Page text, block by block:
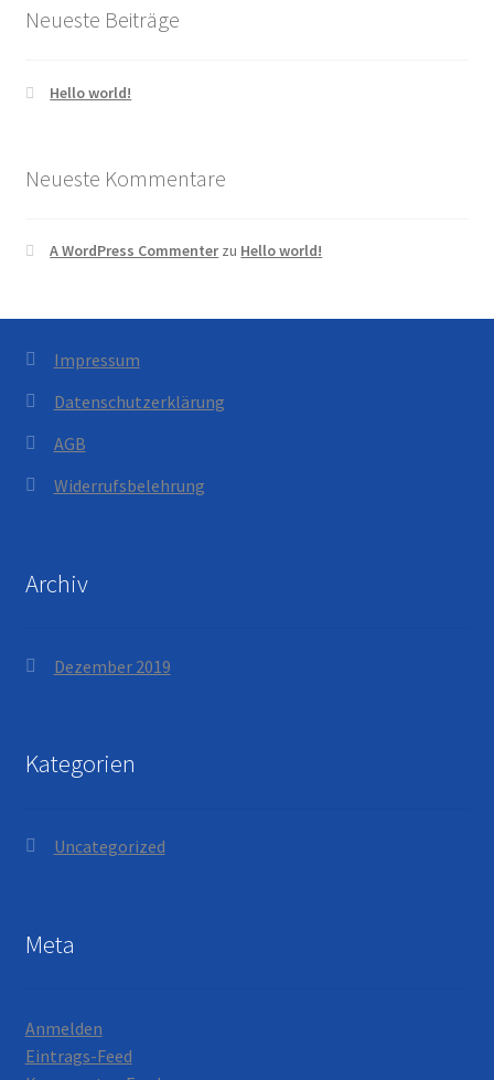
Neueste Beiträge
Hello world!
Neueste Kommentare
A WordPress Commenterzu Hello world!
Impressum
Datenschutzerklärung
AGB
Widerrufsbelehrung
Archiv
Dezember 2019
Kategorien
Uncategorized
Meta
Anmelden
Eintrags-Feed